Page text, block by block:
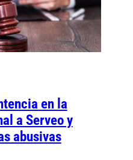
en la
a Serveo y
abusivas